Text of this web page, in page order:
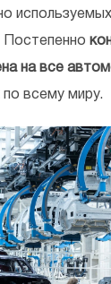
Постепенно
на все
по всему миру.